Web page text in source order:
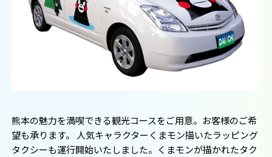
熊本の魅力を満喫できる観光コースをご用意。お客様のご希
望も承ります。 人気キャラクターくまモン描いたラッピング
タクシーも運行開始いたしました。くまモンが描かれたタク